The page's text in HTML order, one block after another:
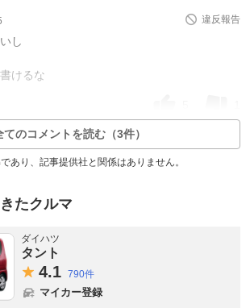
違反報告
し
けるな
てのコメントを読む（3件）
あり、記事提供社と関係はありません。
たクルマ
ダイハツ
タント
4.1 790件
マイカー登録